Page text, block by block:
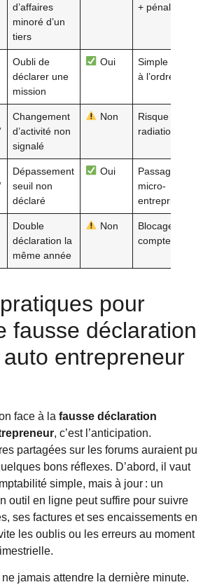
d’affaires
minoré d’un
tiers
+ pénalités
Oubli de
déclarer une
mission
Oui
Simple rappel
à l’ordre
Changement
d’activité non
signalé
Non
Risque de
radiation
Dépassement
seuil non
déclaré
Oui
Passage en
micro-
entreprise
Double
déclaration la
même année
Non
Blocage du
compte
pour
fausse déclaration
entrepreneur
face à la fausse déclaration
, c’est l’anticipation.
partagées sur les forums auraient pu
bons réflexes. D’abord, il vaut
simple, mais à jour : un
outil en ligne peut suffire pour suivre
ses factures et ses encaissements en
les oublis ou les erreurs au moment
jamais attendre la dernière minute.